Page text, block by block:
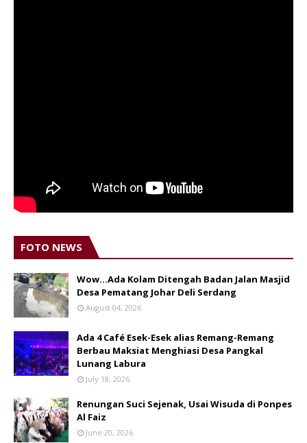
FOTO NEWS
Wow...Ada Kolam Ditengah Badan Jalan Masjid
Desa Pematang Johar Deli Serdang
August 04, 2026
Ada 4 Café Esek-Esek alias Remang-Remang
Berbau Maksiat Menghiasi Desa Pangkal
Lunang Labura
July 18, 2026
Renungan Suci Sejenak, Usai Wisuda di Ponpes
Al Faiz
June 20, 2026